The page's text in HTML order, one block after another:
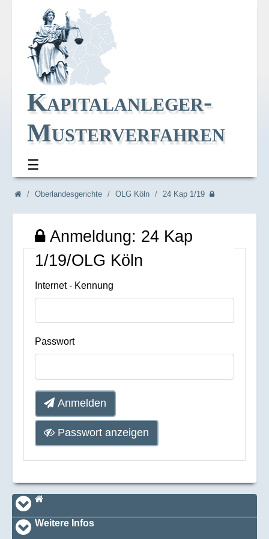
Kapitalanleger-
Musterverfahren
☰
Navi_breadcrum
Oberlandesgerichte OLG Köln 24 Kap 1/19
Anmeldung: 24 Kap
1/19/OLG Köln
Internet - Kennung
Passwort
Anmelden
Passwort anzeigen
Navi_footer
Startseite
Weitere Infos